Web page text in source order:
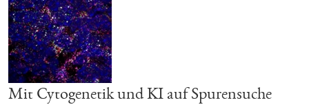
Mit Cytogenetik und KI auf Spurensuche